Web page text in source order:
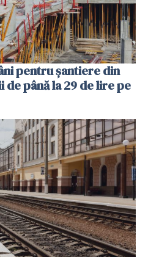
pentru șantiere din
de până la 29 de lire pe